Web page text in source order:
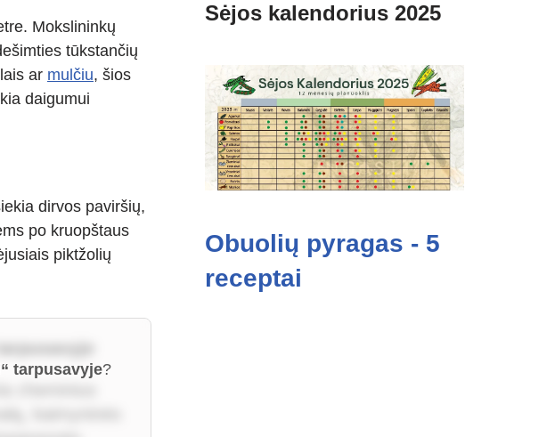
Mokslininkų
tūkstančių
ar mulčiu, šios
daigumui
dirvos paviršių,
po kruopštaus
piktžolių
kaimyninės
tarpusavyje?
Sėjos kalendorius 2025
Obuolių pyragas - 5
receptai